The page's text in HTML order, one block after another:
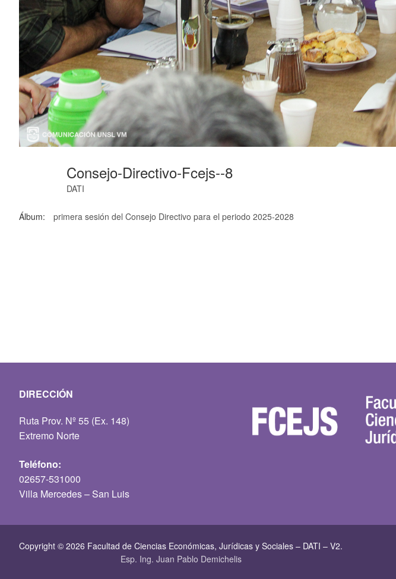
Consejo-Directivo-Fcejs--8
DATI
Álbum: primera sesión del Consejo Directivo para el periodo 2025-2028
DIRECCIÓN
Ruta Prov. Nº 55 (Ex. 148)
Extremo Norte
Teléfono:
02657-531000
Villa Mercedes – San Luis
Copyright © 2026 Facultad de Ciencias Económicas, Jurí­dicas y Sociales – DATI – V2.
Esp. Ing. Juan Pablo Demichelis